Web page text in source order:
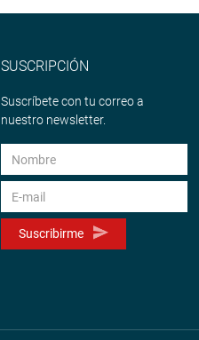
SUSCRIPCIÓN
Suscríbete con tu correo a
nuestro newsletter.
Suscribirme